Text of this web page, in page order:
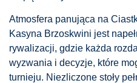
Atmosfera panująca na
Kasyna Brzoskwini jest
rywalizacji, gdzie każda
wyzwania i decyzje, które
turnieju. Niezliczone stoły